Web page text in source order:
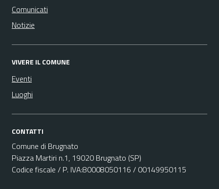
Comunicati
Notizie
VIVERE IL COMUNE
Eventi
Luoghi
CONTATTI
Comune di Brugnato
Piazza Martiri n.1, 19020 Brugnato (SP)
Codice fiscale / P. IVA:80008050116 / 00149950115